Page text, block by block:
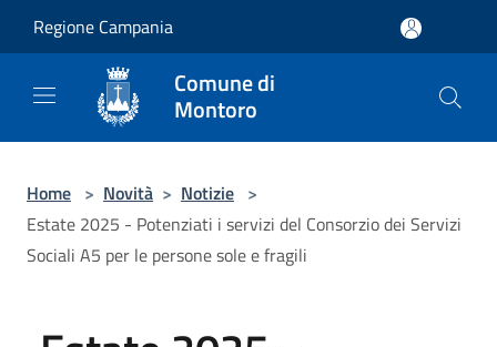
Regione Campania
Comune di
Montoro
Home > Novità > Notizie >
Estate 2025 - Potenziati i servizi del Consorzio dei Servizi
Sociali A5 per le persone sole e fragili